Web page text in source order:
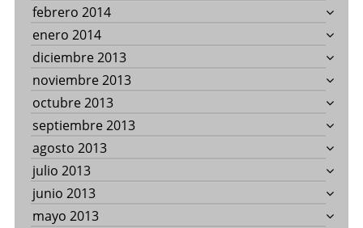
febrero 2014
enero 2014
diciembre 2013
noviembre 2013
octubre 2013
septiembre 2013
agosto 2013
julio 2013
junio 2013
mayo 2013